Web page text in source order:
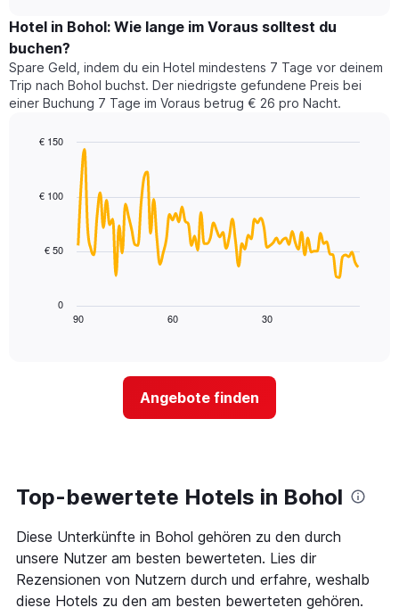
hat
1
Y-
Achse,
die
den
Zimmerpreis
anzeigt.
den
durchschnittlichen
Preis
eines
Zimmers
für
jeweiligen
Wochentag.
Diagramm
Achse,
Wochentage
anzeigt.
Zimmerpreis
anzeigt.
Hotel in Bohol: Wie lange im Voraus solltest du
buchen?
Spare Geld, indem du ein Hotel mindestens 7 Tage vor deinem
Trip nach Bohol buchst. Der niedrigste gefundene Preis bei
einer Buchung 7 Tage im Voraus betrug € 26 pro Nacht.
with
90
Diagramm
das
rückt.
Das
Diagramm
hat
1
90 60 30
0
€ 50
€ 100
€ 150
Angebote finden
Top-bewertete Hotels in Bohol
Diese Unterkünfte in Bohol gehören zu den durch
unsere Nutzer am besten bewerteten. Lies dir
Rezensionen von Nutzern durch und erfahre, weshalb
diese Hotels zu den am besten bewerteten gehören.